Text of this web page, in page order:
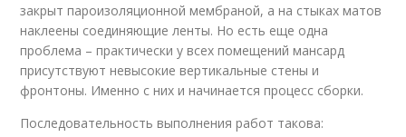
закрыт пароизоляционной мембраной, а на стыках матов
наклеены соединяющие ленты. Но есть еще одна
проблема – практически у всех помещений мансард
присутствуют невысокие вертикальные стены и
фронтоны. Именно с них и начинается процесс сборки.
Последовательность выполнения работ такова: